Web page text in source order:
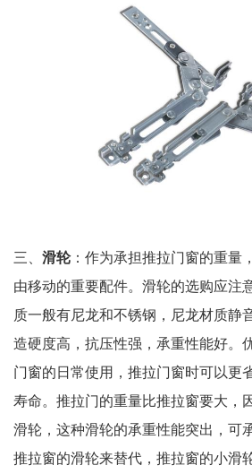
三、 滑轮：作为承担推拉门窗的重量
由移动的重要配件。滑轮的选购应注
质一般有尼龙和不锈钢，尼龙材质静
造硬度高，抗压性强，承重性能好。
门窗的日常使用，推拉门窗时可以更
寿命。推拉门的重量比推拉窗要大，
滑轮，这种滑轮的承重性能突出，可
推拉窗的滑轮来替代，推拉窗的小滑